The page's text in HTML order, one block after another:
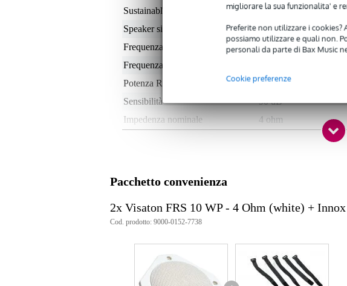
migliorare la sua funzionalita' e
Preferite non utilizzare i
possiamo utilizzare e quali non.
personali da parte di Bax Music
Cookie preferenze
Sustainable product
not specified
Speaker size (inches)
4
Frequenza minima
80 - 99 Hz
Frequenza massima
Potenza RMS
0 - 49 watt
Sensibilità
90 dB
Impedenza nominale
4 ohm
Peso(imballaggio incluso)
Specifiche
Pacchetto convenienza
2x Visaton FRS 10 WP - 4 Ohm (white) + Innox
Cod. prodotto: 9000-0152-7738